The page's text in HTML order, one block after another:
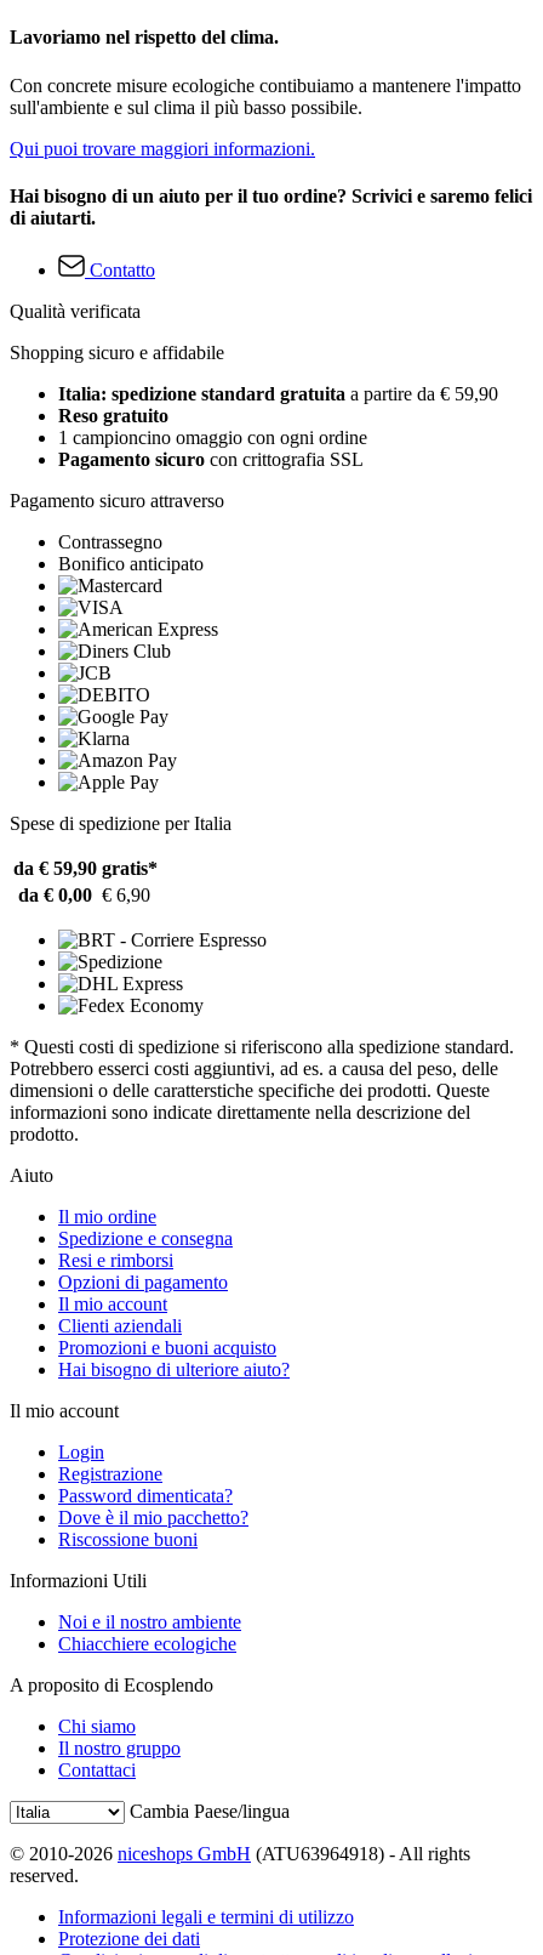
Lavoriamo nel rispetto del clima.
Con concrete misure ecologiche contibuiamo a mantenere l'impatto
sull'ambiente e sul clima il più basso possibile.
Qui puoi trovare maggiori informazioni.
Hai bisogno di un aiuto per il tuo ordine? Scrivici e saremo felici
di aiutarti.
Contatto
Qualità verificata
Shopping sicuro e affidabile
Italia: spedizione standard gratuita a partire da € 59,90
Reso gratuito
1 campioncino omaggio con ogni ordine
Pagamento sicuro con crittografia SSL
Pagamento sicuro attraverso
Contrassegno
Bonifico anticipato
Spese di spedizione per Italia
da € 59,90 gratis*
da € 0,00 € 6,90
* Questi costi di spedizione si riferiscono alla spedizione standard.
Potrebbero esserci costi aggiuntivi, ad es. a causa del peso, delle
dimensioni o delle caratterstiche specifiche dei prodotti. Queste
informazioni sono indicate direttamente nella descrizione del
prodotto.
Aiuto
Il mio ordine
Spedizione e consegna
Resi e rimborsi
Opzioni di pagamento
Il mio account
Clienti aziendali
Promozioni e buoni acquisto
Hai bisogno di ulteriore aiuto?
Il mio account
Login
Registrazione
Password dimenticata?
Dove è il mio pacchetto?
Riscossione buoni
Informazioni Utili
Noi e il nostro ambiente
Chiacchiere ecologiche
A proposito di Ecosplendo
Chi siamo
Il nostro gruppo
Contattaci
Cambia Paese/lingua
© 2010-2026 niceshops GmbH (ATU63964918) - All rights
reserved.
Informazioni legali e termini di utilizzo
Protezione dei dati